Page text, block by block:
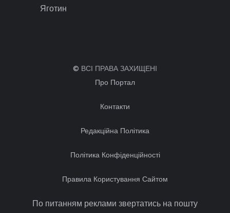
Яготин
© ВСІ ПРАВА ЗАХИЩЕНІ
Про Портал
Контакти
Редакційна Політика
Політика Конфіденційності
Правила Користування Сайтом
По питанням реклами звертатись на пошту